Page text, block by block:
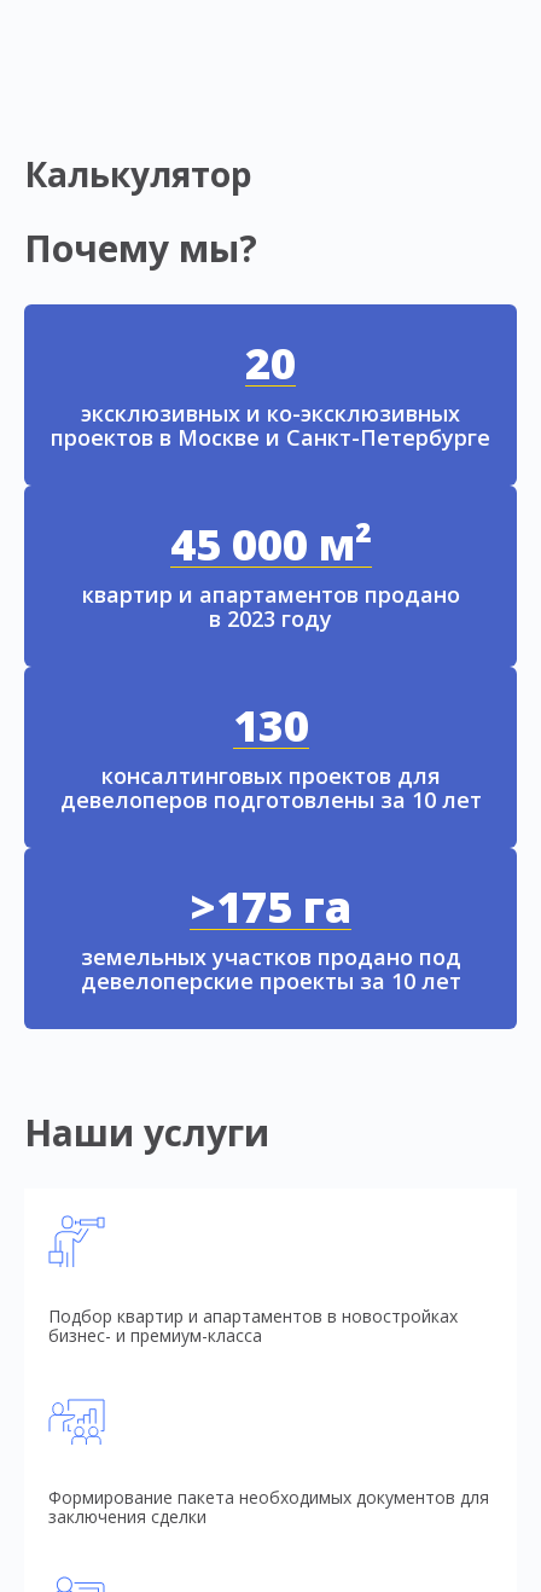
Калькулятор
Почему мы?
20
эксклюзивных и ко-эксклюзивных
проектов в Москве и Санкт-Петербурге
45 000 м²
квартир и апартаментов продано
в 2023 году
130
консалтинговых проектов для
девелоперов подготовлены за 10 лет
>175 га
земельных участков продано под
девелоперские проекты за 10 лет
Наши услуги
Подбор квартир и апартаментов в новостройках
бизнес- и премиум-класса
Формирование пакета необходимых документов для
заключения сделки